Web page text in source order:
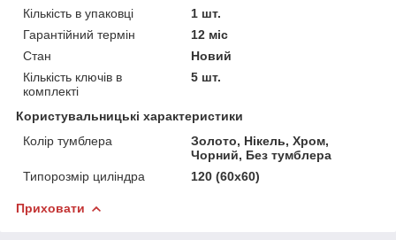
Кількість в упаковці
1 шт.
Гарантійний термін
12 міс
Стан
Новий
Кількість ключів в
комплекті
5 шт.
Користувальницькі характеристики
Колір тумблера
Золото, Нікель, Хром,
Чорний, Без тумблера
Типорозмір циліндра
120 (60х60)
Приховати